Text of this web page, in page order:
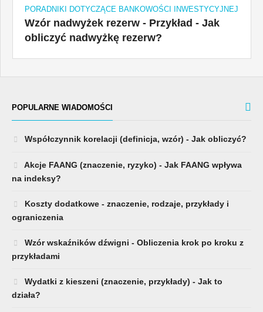
PORADNIKI DOTYCZĄCE BANKOWOŚCI INWESTYCYJNEJ
Wzór nadwyżek rezerw - Przykład - Jak
obliczyć nadwyżkę rezerw?
POPULARNE WIADOMOŚCI
Współczynnik korelacji (definicja, wzór) - Jak obliczyć?
Akcje FAANG (znaczenie, ryzyko) - Jak FAANG wpływa
na indeksy?
Koszty dodatkowe - znaczenie, rodzaje, przykłady i
ograniczenia
Wzór wskaźników dźwigni - Obliczenia krok po kroku z
przykładami
Wydatki z kieszeni (znaczenie, przykłady) - Jak to
działa?